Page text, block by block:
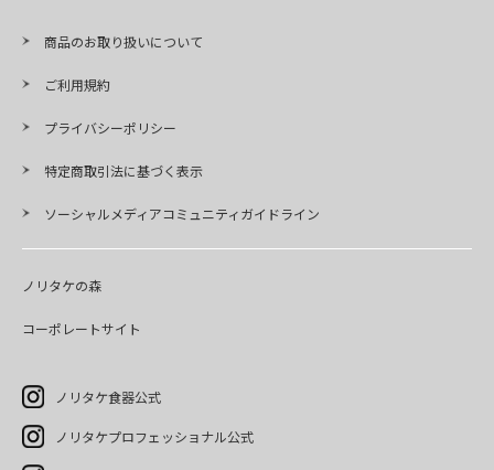
商品のお取り扱いについて
ご利用規約
プライバシーポリシー
特定商取引法に基づく表示
ソーシャルメディアコミュニティガイドライン
ノリタケの森
コーポレートサイト
ノリタケ食器公式
ノリタケプロフェッショナル公式